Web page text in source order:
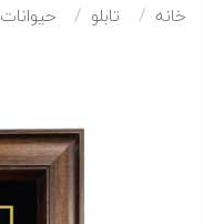
خانه تابلو حیوانات